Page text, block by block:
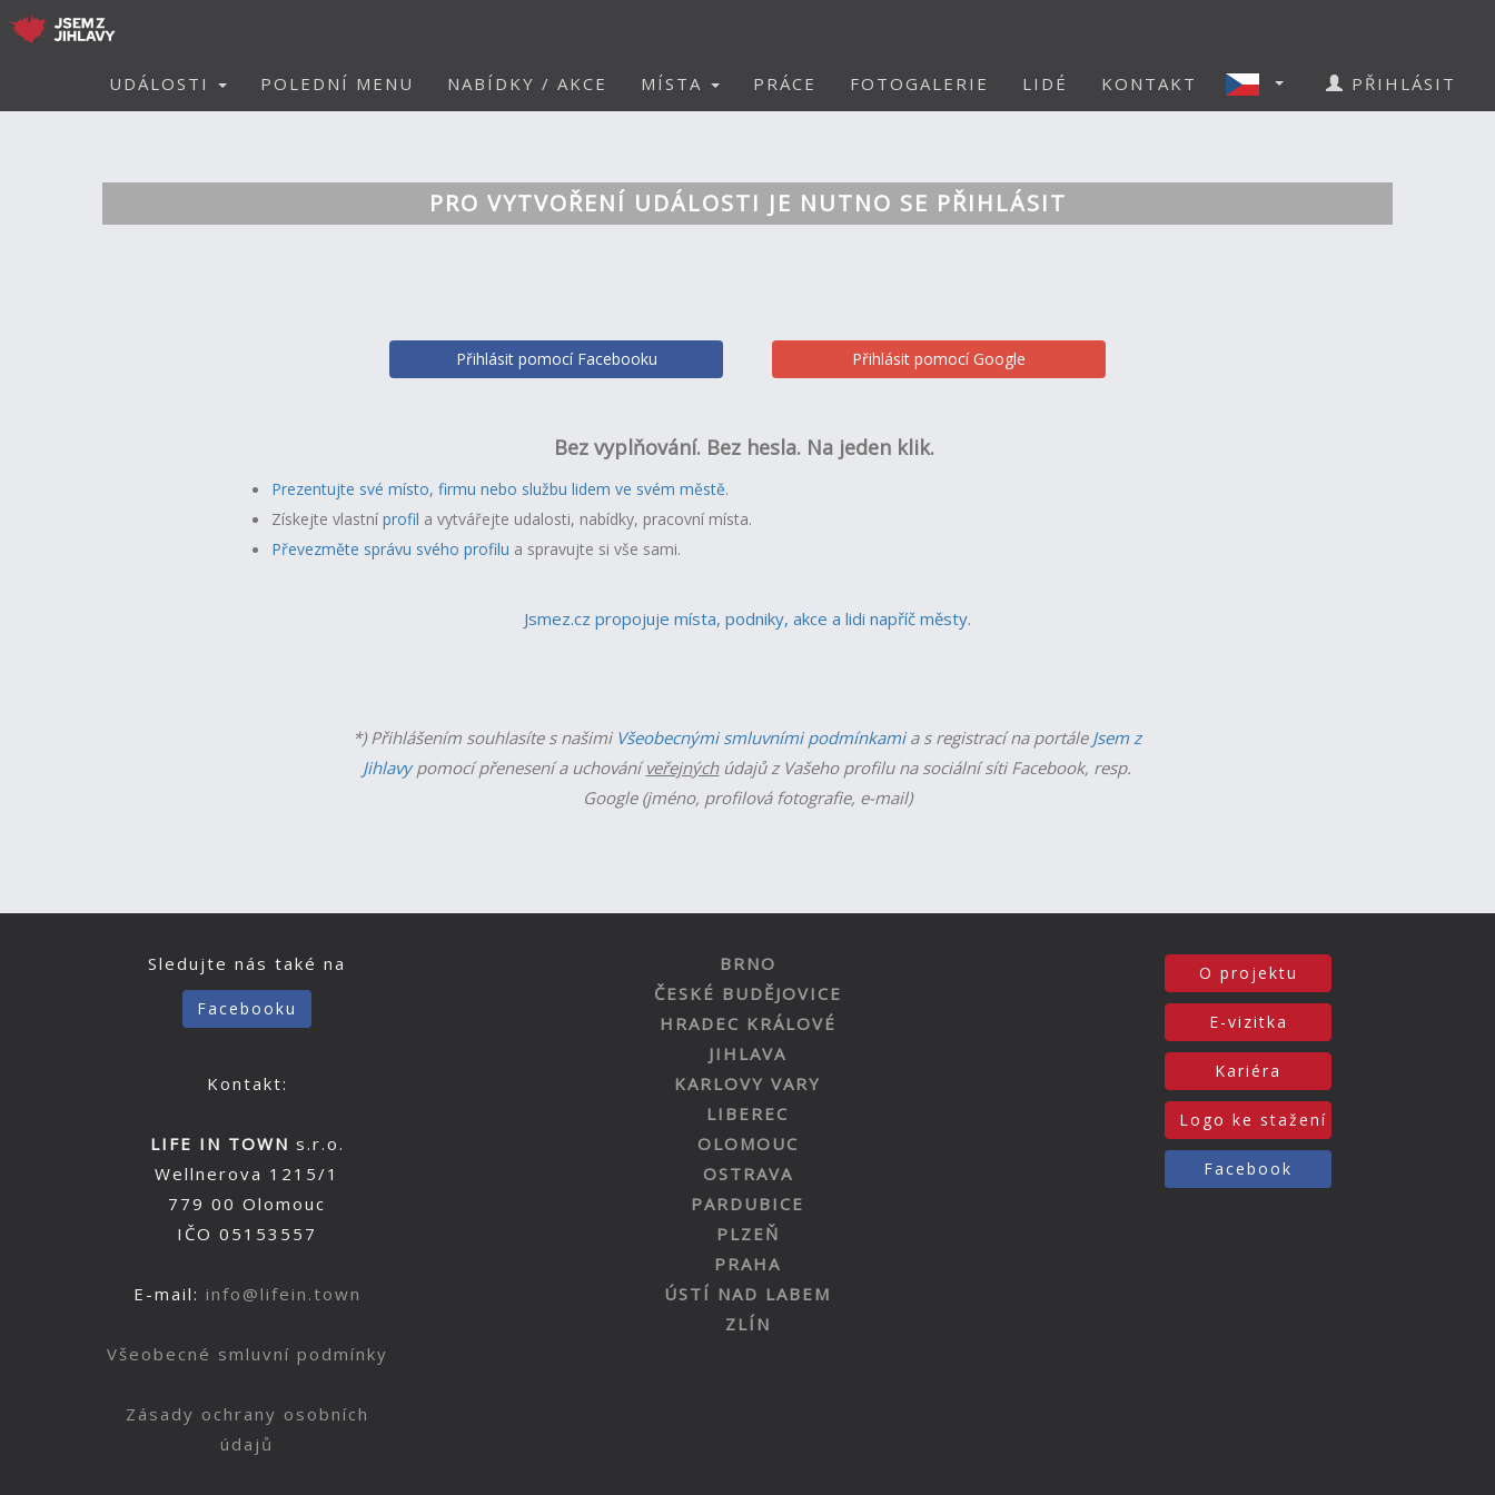
UDÁLOSTI POLEDNÍ MENU NABÍDKY / AKCE MÍSTA PRÁCE FOTOGALERIE LIDÉ KONTAKT PŘIHLÁSIT
PRO VYTVOŘENÍ UDÁLOSTI JE NUTNO SE PŘIHLÁSIT
Přihlásit pomocí Facebooku Přihlásit pomocí Google
Bez vyplňování. Bez hesla. Na jeden klik.
Prezentujte své místo, firmu nebo službu lidem ve svém městě.
Získejte vlastní profil a vytvářejte udalosti, nabídky, pracovní místa.
Převezměte správu svého profilu a spravujte si vše sami.
Jsmez.cz propojuje místa, podniky, akce a lidi napříč městy.
*) Přihlášením souhlasíte s našimi Všeobecnými smluvními podmínkamia s registrací na portále Jsem z
Jihlavypomocí přenesení a uchováníveřejnýchúdajů z Vašeho profilu na sociální síti Facebook, resp.
Google (jméno, profilová fotografie, e-mail)
Sledujte nás také na
Facebooku
Kontakt:
LIFE IN TOWN s.r.o.
Wellnerova 1215/1
779 00 Olomouc
IČO 05153557
E-mail: info@lifein.town
Všeobecné smluvní podmínky
Zásady ochrany osobních
údajů
BRNO
ČESKÉ BUDĚJOVICE
HRADEC KRÁLOVÉ
JIHLAVA
KARLOVY VARY
LIBEREC
OLOMOUC
OSTRAVA
PARDUBICE
PLZEŇ
PRAHA
ÚSTÍ NAD LABEM
ZLÍN
O projektu
E-vizitka
Kariéra
Logo ke stažení
Facebook